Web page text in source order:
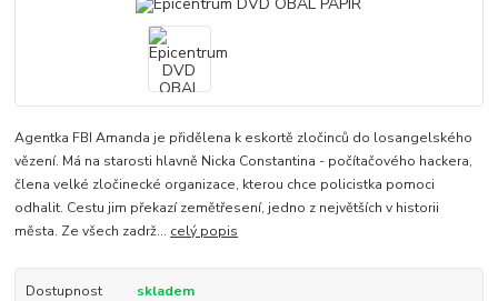
Agentka FBI Amanda je přidělena k eskortě zločinců do losangelského
vězení. Má na starosti hlavně Nicka Constantina - počítačového hackera,
člena velké zločinecké organizace, kterou chce policistka pomoci
odhalit. Cestu jim překazí zemětřesení, jedno z největších v historii
města. Ze všech zadrž... celý popis
Dostupnost skladem